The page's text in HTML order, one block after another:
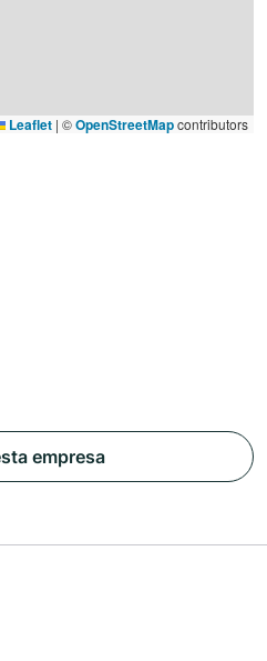
Leaflet | ©OpenStreetMapcontributors
empresa